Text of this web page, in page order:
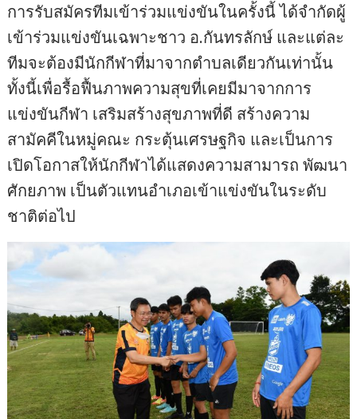
การรับสมัครทีมเข้าร่วมแข่งขันในครั้งนี้ ได้จำกัดผู้
เข้าร่วมแข่งขันเฉพาะชาว อ.กันทรลักษ์ และแต่ละ
ทีมจะต้องมีนักกีฬาที่มาจากตำบลเดียวกันเท่านั้น
ทั้งนี้เพื่อรื้อฟื้นภาพความสุขที่เคยมีมาจากการ
แข่งขันกีฬา เสริมสร้างสุขภาพที่ดี สร้างความ
สามัคคีในหมู่คณะ กระตุ้นเศรษฐกิจ และเป็นการ
เปิดโอกาสให้นักกีฬาได้แสดงความสามารถ พัฒนา
ศักยภาพ เป็นตัวแทนอำเภอเข้าแข่งขันในระดับ
ชาติต่อไป